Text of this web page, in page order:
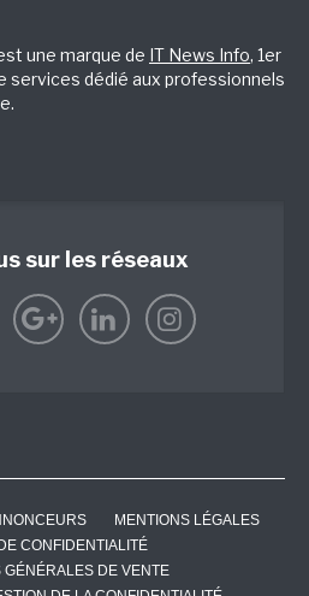
une marque de IT News Info, 1er
services dédié aux professionnels
sur les réseaux
MENTIONS LÉGALES
CONFIDENTIALITÉ
GÉNÉRALES DE VENTE